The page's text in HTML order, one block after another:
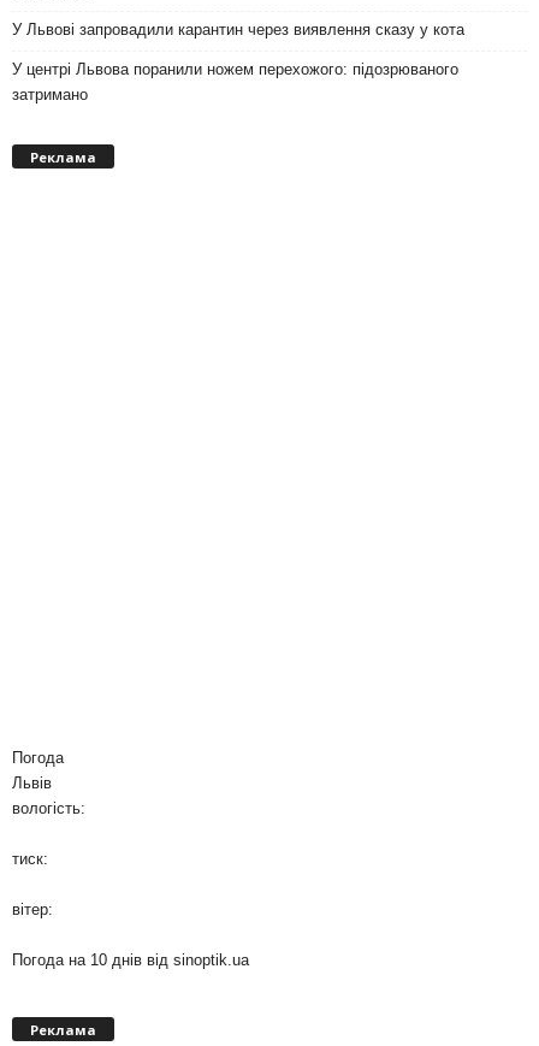
У Львові запровадили карантин через виявлення сказу у кота
У центрі Львова поранили ножем перехожого: підозрюваного
затримано
Реклама
Погода
Львів
вологість:
тиск:
вітер:
Погода на 10 днів від sinoptik.ua
Реклама